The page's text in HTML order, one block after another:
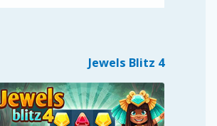
Jewels Blitz 4